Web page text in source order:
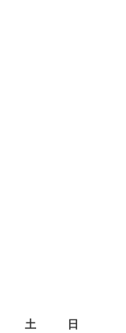
土
日